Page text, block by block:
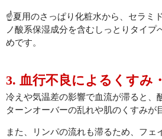
☝️夏用のさっぱり化粧水から、セラミ
ノ酸系保湿成分を含むしっとりタイプ
めです。
3. 血行不良によるくすみ
冷えや気温差の影響で血流が滞ると、
ターンオーバーの乱れや肌のくすみが
また、リンパの流れも滞るため、フェ